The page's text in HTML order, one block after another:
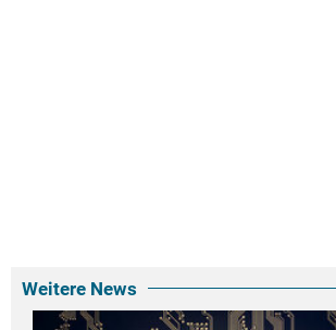
Weitere News